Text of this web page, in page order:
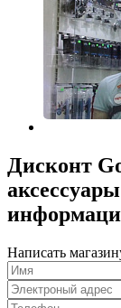
Дисконт
Написать